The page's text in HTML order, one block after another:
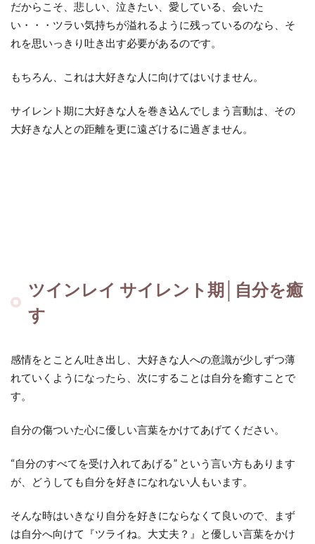
だからこそ、悲しい、泣きたい、愛している、会いた
い・・・ツラい気持ちが溢れるように残っているのなら、そ
れを思いっきり吐き出す必要があるのです。
もちろん、これは大好きな人に向けてはいけません。
サイレント期に大好きな人を巻き込んでしまう言動は、その
大好きな人との距離を更に遠ざけるに過ぎません。
ツインレイ サイレント期│自分を癒
す
感情をとことん吐き出し、大好きな人への意識が少しずつ薄
れていくようになったら、次にすることは自分を癒すことで
す。
自分の傷ついた心に優しい言葉をかけてあげてください。
“自分のすべてを受け入れてあげる” という言い方もあります
が、どうしても自分を好きになれない人もいます。
そんな時はいきなり自分を好きにならなくて良いので、まず
は自分へ向けて『ツライね。大丈夫？』と優しい言葉をかけ